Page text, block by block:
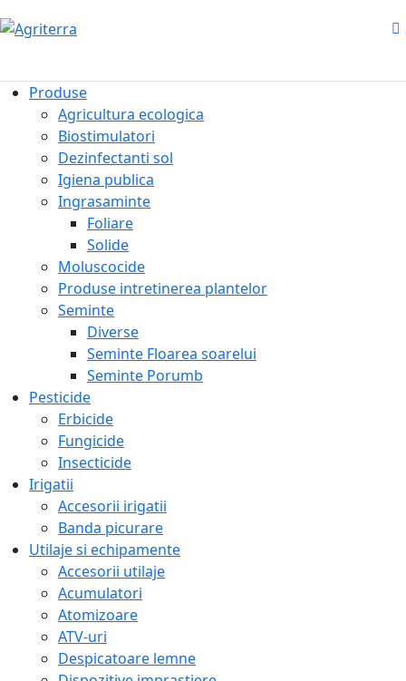
Produse
Agricultura ecologica
Biostimulatori
Dezinfectanti sol
Igiena publica
Ingrasaminte
Foliare
Solide
Moluscocide
Produse intretinerea plantelor
Seminte
Diverse
Seminte Floarea soarelui
Seminte Porumb
Pesticide
Erbicide
Fungicide
Insecticide
Irigatii
Accesorii irigatii
Banda picurare
Utilaje si echipamente
Accesorii utilaje
Acumulatori
Atomizoare
ATV-uri
Despicatoare lemne